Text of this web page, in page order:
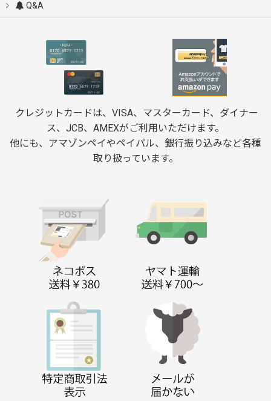
Q&A
クレジットカードは、VISA、マスターカード、ダイナー
ス、JCB、AMEXがご利用いただけます。
他にも、アマゾンペイやペイパル、銀行振り込みなど各種
取り扱っています。